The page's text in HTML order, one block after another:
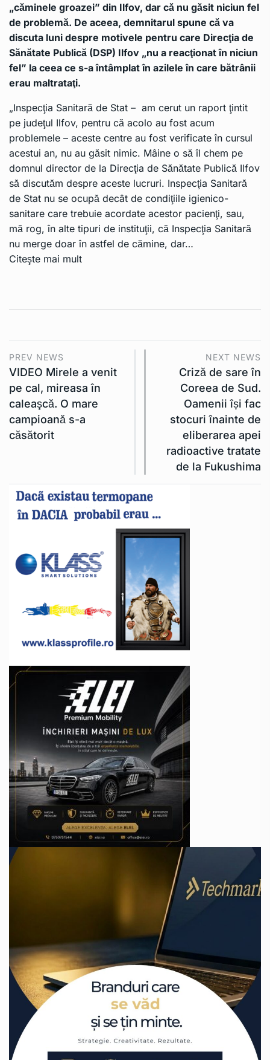
„căminele groazei” din Ilfov, dar că nu găsit niciun fel
de problemă. De aceea, demnitarul spune că va
discuta luni despre motivele pentru care Direcţia de
Sănătate Publică (DSP) Ilfov „nu a reacţionat în niciun
fel” la ceea ce s-a întâmplat în azilele în care bătrânii
erau maltrataţi.
„Inspecţia Sanitară de Stat – am cerut un raport ţintit
pe judeţul Ilfov, pentru că acolo au fost acum
problemele – aceste centre au fost verificate în cursul
acestui an, nu au găsit nimic. Mâine o să îl chem pe
domnul director de la Direcţia de Sănătate Publică Ilfov
să discutăm despre aceste lucruri. Inspecţia Sanitară
de Stat nu se ocupă decât de condiţiile igienico-
sanitare care trebuie acordate acestor pacienţi, sau,
mă rog, în alte tipuri de instituţii, că Inspecţia Sanitară
nu merge doar în astfel de cămine, dar…
Citeşte mai mult
PREV NEWS
VIDEO Mirele a venit
pe cal, mireasa în
caleaşcă. O mare
campioană s-a
căsătorit
NEXT NEWS
Criză de sare în
Coreea de Sud.
Oamenii își fac
stocuri înainte de
eliberarea apei
radioactive tratate
de la Fukushima